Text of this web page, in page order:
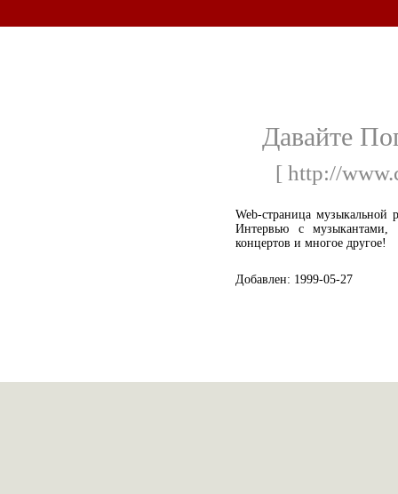
Давайте
[ http://
Web-страница
Интервью с музыкантами,
концертов и многое другое!
Добавлен: 1999-05-27